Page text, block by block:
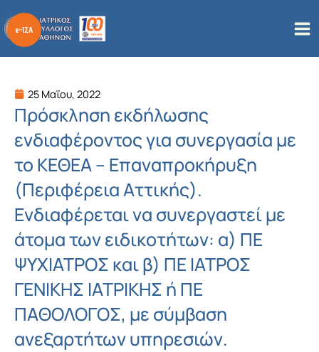
στο
περιεχόμενο
25 Μαΐου, 2022
Πρόσκληση εκδήλωσης
ενδιαφέροντος για συνεργασία με
το ΚΕΘΕΑ – Επαναπροκήρυξη
(Περιφέρεια Αττικής).
Ενδιαφέρεται να συνεργαστεί με
άτομα των ειδικοτήτων: α) ΠΕ
ΨΥΧΙΑΤΡΟΣ και β) ΠΕ ΙΑΤΡΟΣ
ΓΕΝΙΚΗΣ ΙΑΤΡΙΚΗΣ ή ΠΕ
ΠΑΘΟΛΟΓΟΣ, με σύμβαση
ανεξαρτήτων υπηρεσιών.